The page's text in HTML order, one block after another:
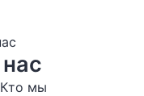
Кто мы